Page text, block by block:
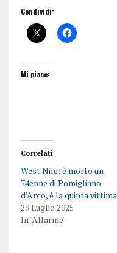
Condividi:
Mi piace:
Correlati
West Nile: è morto un
74enne di Pomigliano
d’Arco, è la quinta vittima
29 Luglio 2025
In "Allarme"